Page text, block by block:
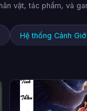
vật, tác phẩm, và
Hệ thống Cảnh